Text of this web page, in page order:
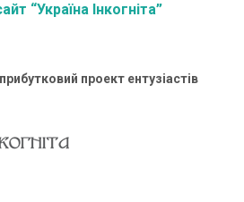
“Україна Інкогніта”
проект ентузіастів